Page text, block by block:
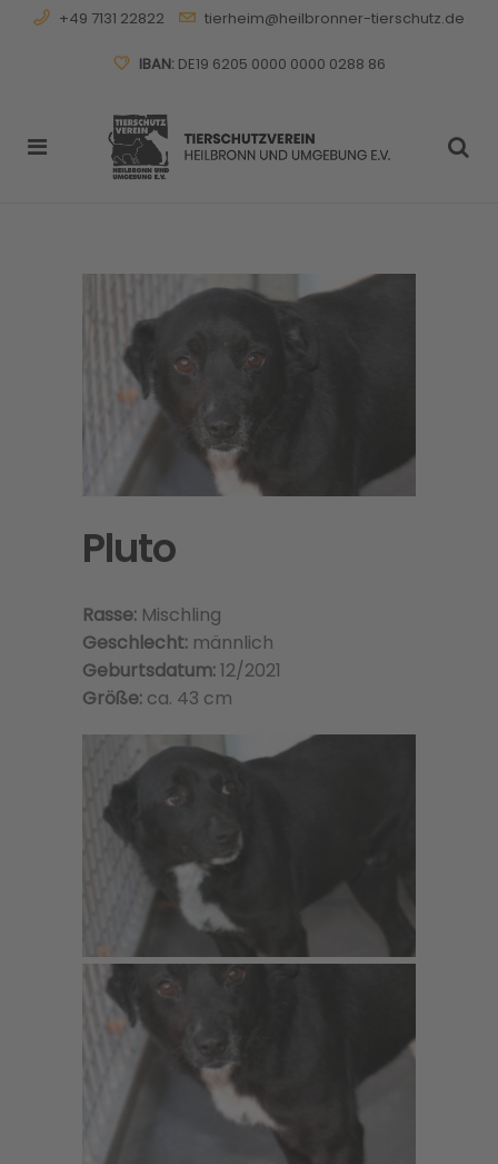
+49 7131 22822 tierheim@heilbronner-tierschutz.de
IBAN:DE19 6205 0000 0000 0288 86
Pluto
Rasse: Mischling
Geschlecht: männlich
Geburtsdatum:12/2021
Größe: ca. 43 cm